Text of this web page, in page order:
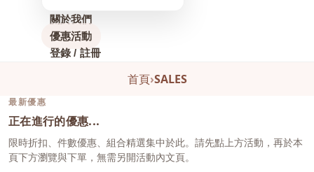
關於我們
優惠活動
登錄 / 註冊
首頁›SALES
最新優惠
正在進行的優惠...
限時折扣、件數優惠、組合精選集中於此。請先點上方活動，再於本
頁下方瀏覽與下單，無需另開活動內文頁。